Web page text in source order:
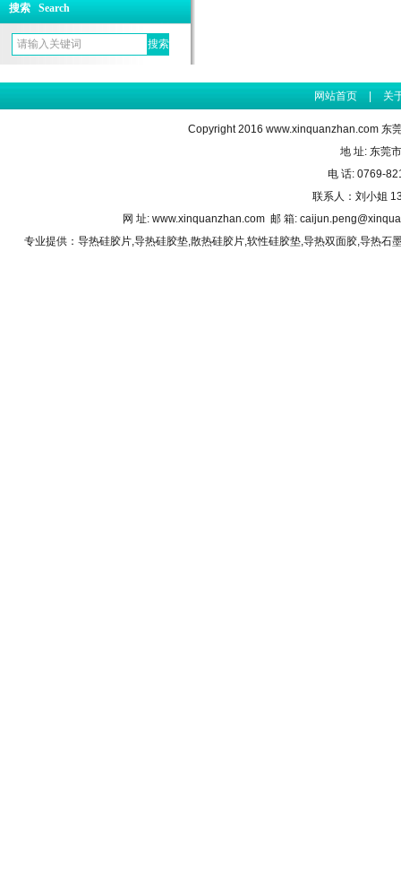
搜索 Search
网站首页 关
Copyright 2016 www.xinquanzhan.com东
地 址: 东莞
电 话: 0769-
联系人：刘小姐
网 址: www.xinquanzhan.com 邮 箱:
专业提供： 导热硅胶片,导热硅胶垫,散热硅胶片,软性硅胶垫,导热双面胶,导热石